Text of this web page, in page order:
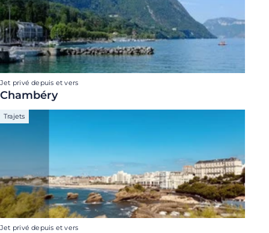
Jet privé depuis et vers
Chambéry
Trajets
Jet privé depuis et vers